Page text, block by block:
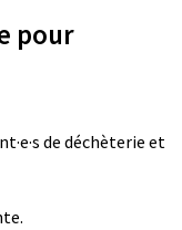
pour
de déchèterie et